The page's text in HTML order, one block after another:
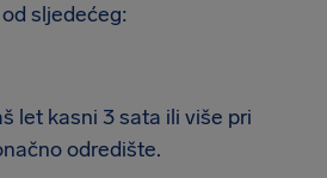
sljedećeg:
let kasni 3 sata ili više pri
odredište.